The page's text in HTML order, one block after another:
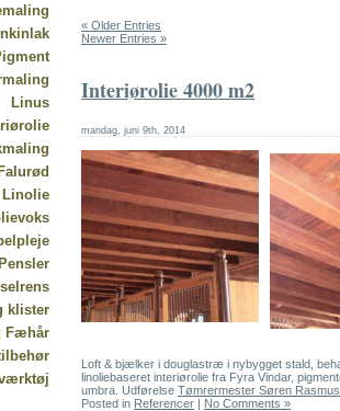
Linus
Linolie
klister
Fæhår
« Older Entries
Newer Entries »
Interiørolie 4000 m2
mandag, juni 9th, 2014
Loft & bjælker i douglastræ i nybygget stald,
linoliebaseret interiørolie fra Fyra Vindar,
umbra. Udførelse Tømrermester Søren
Posted in Referencer | No Comments »